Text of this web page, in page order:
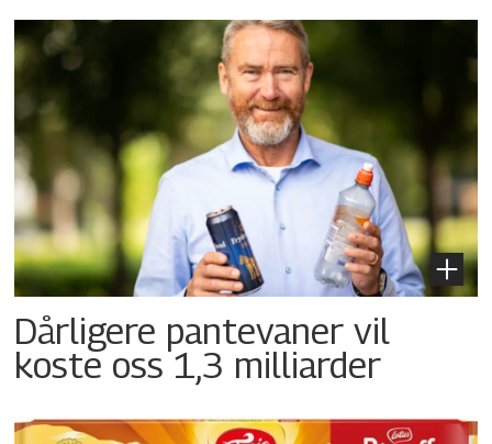
Dårligere pantevaner vil
koste oss 1,3 milliarder